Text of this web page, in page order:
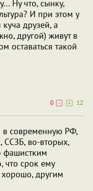
Ну что, сынку,
И при этом у
друзей, а
другой) живут в
оставаться такой
0
12
в современную РФ,
ССЗБ, во-вторых,
фашистким
что срок ему
хорошо, другим